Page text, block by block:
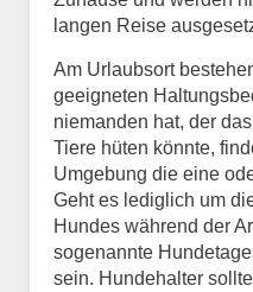
langen Reise
Am Urlaubsort
geeigneten
niemanden hat, der
Tiere hüten könnte,
Umgebung die eine
Geht es lediglich um
Hundes während der
sogenannte
sein. Hundehalter